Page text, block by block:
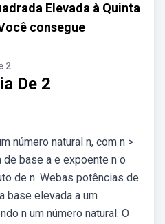
Elevada à Quinta
consegue
2
De 2
número natural n, com n >
base a e expoente n o
de n. Webas potências de
base elevada a um
n um número natural. O